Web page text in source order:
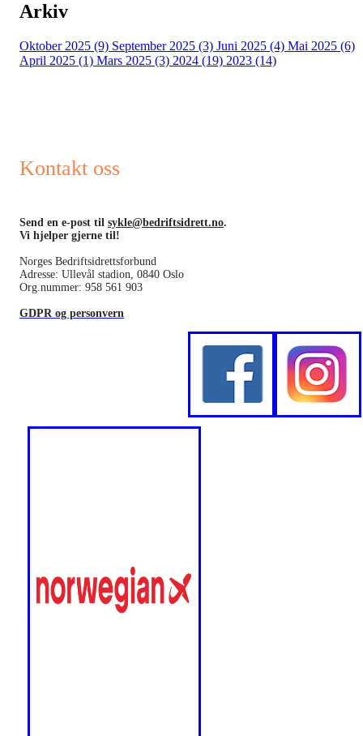
Arkiv
Oktober 2025 (9) September 2025 (3) Juni 2025 (4) Mai 2025 (6)
April 2025 (1) Mars 2025 (3) 2024 (19) 2023 (14)
Kontakt oss
Send en e-post til sykle@bedriftsidrett.no.
Vi hjelper gjerne til!
Norges Bedriftsidrettsforbund
Adresse: Ullevål stadion, 0840 Oslo
Org.nummer: 958 561 903
GDPR og personvern